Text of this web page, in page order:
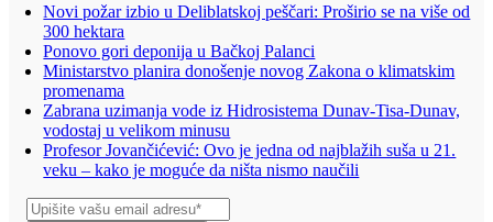
Novi požar izbio u Deliblatskoj peščari: Proširio se na više od
300 hektara
Ponovo gori deponija u Bačkoj Palanci
Ministarstvo planira donošenje novog Zakona o klimatskim
promenama
Zabrana uzimanja vode iz Hidrosistema Dunav-Tisa-Dunav,
vodostaj u velikom minusu
Profesor Jovančićević: Ovo je jedna od najblažih suša u 21.
veku – kako je moguće da ništa nismo naučili